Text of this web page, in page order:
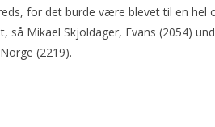
for det burde være blevet til en hel
så Mikael Skjoldager, Evans (2054)
(2219).